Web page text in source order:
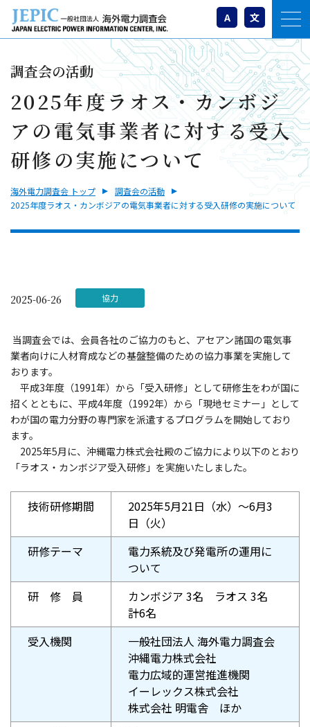
A 文
調査会の活動
2025年度ラオス・カンボジ
アの電気事業者に対する受入
研修の実施について
海外電力調査会 トップ
調査会の活動
2025年度ラオス・カンボジアの電気事業者に対する受入研修の実施について
2025-06-26 協力
当調査会では、会員各社のご協力のもと、アセアン諸国の電気事
業者向けに人材育成などの基盤整備のための協力事業を実施して
おります。
平成3年度（1991年）から「受入研修」として研修生をわが国に
招くとともに、平成4年度（1992年）から「現地セミナー」として
わが国の電力分野の専門家を派遣するプログラムを開始しており
ます。
2025年5月に、沖縄電力株式会社殿のご協力により以下のとおり
「ラオス・カンボジア受入研修」を実施いたしました。
技術研修期間
2025年5月21日（水）～6月3
日（火）
研修テーマ
電力系統及び発電所の運用に
ついて
研 修 員
カンボジア 3名 ラオス 3名
計6名
受入機関
一般社団法人 海外電力調査会
沖縄電力株式会社
電力広域的運営推進機関
イーレックス株式会社
株式会社 明電舎 ほか